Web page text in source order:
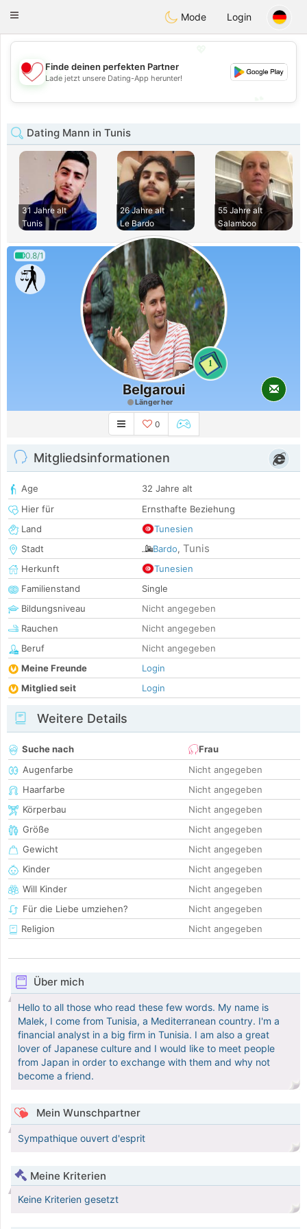
Chat
Toggle
Mode Login
💖
💕
Finde deinen perfekten Partner
Lade jetzt unsere Dating-App herunter!
Dating Mann in Tunis
31 Jahre alt
Tunis
26 Jahre alt
Le Bardo
55 Jahre alt
Salamboo
0.8/1
1
Belgaroui
Länger her
0
Mitgliedsinformationen
Age
32 Jahre alt
Hier für
Ernsthafte Beziehung
Land
Tunesien
Stadt
Bardo, Tunis
Herkunft
Tunesien
Familienstand
Single
Bildungsniveau
Nicht angegeben
Rauchen
Nicht angegeben
Beruf
Nicht angegeben
Meine Freunde
Login
Mitglied seit
Login
Weitere Details
Suche nach
Frau
Augenfarbe
Nicht angegeben
Haarfarbe
Nicht angegeben
Körperbau
Nicht angegeben
Größe
Nicht angegeben
Gewicht
Nicht angegeben
Kinder
Nicht angegeben
Will Kinder
Nicht angegeben
Für die Liebe umziehen?
Nicht angegeben
Religion
Nicht angegeben
Über mich
Hello to all those who read these few words. My name is
Malek, I come from Tunisia, a Mediterranean country. I'm a
financial analyst in a big firm in Tunisia. I am also a great
lover of Japanese culture and I would like to meet people
from Japan in order to exchange with them and why not
become a friend.
Mein Wunschpartner
Sympathique ouvert d'esprit
Meine Kriterien
Keine Kriterien gesetzt